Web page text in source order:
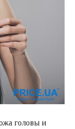
головы и